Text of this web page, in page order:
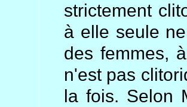
strictement
à elle seule
des femmes,
n'est pas
la fois. Selon